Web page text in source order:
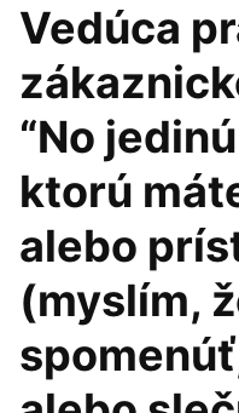
Vedúca
“No
ktorú
alebo
(myslím,